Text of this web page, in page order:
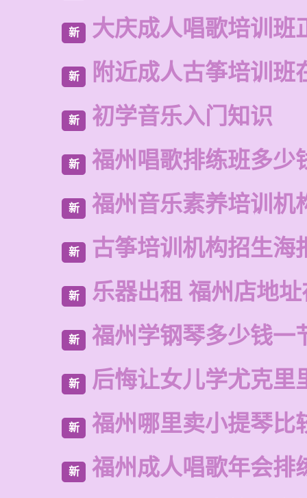
新 大庆成人唱歌培训班
新 附近成人古筝培训班
新 初学音乐入门知识
新 福州唱歌排练班多少
新 福州音乐素养培训机
新 古筝培训机构招生海
新 乐器出租 福州店地
新 福州学钢琴多少钱一
新 后悔让女儿学尤克里
新 福州哪里卖小提琴比
新 福州成人唱歌年会排